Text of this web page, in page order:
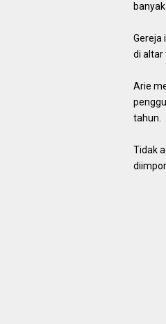
Gereja
di altar
Arie
tahun.
Tidak